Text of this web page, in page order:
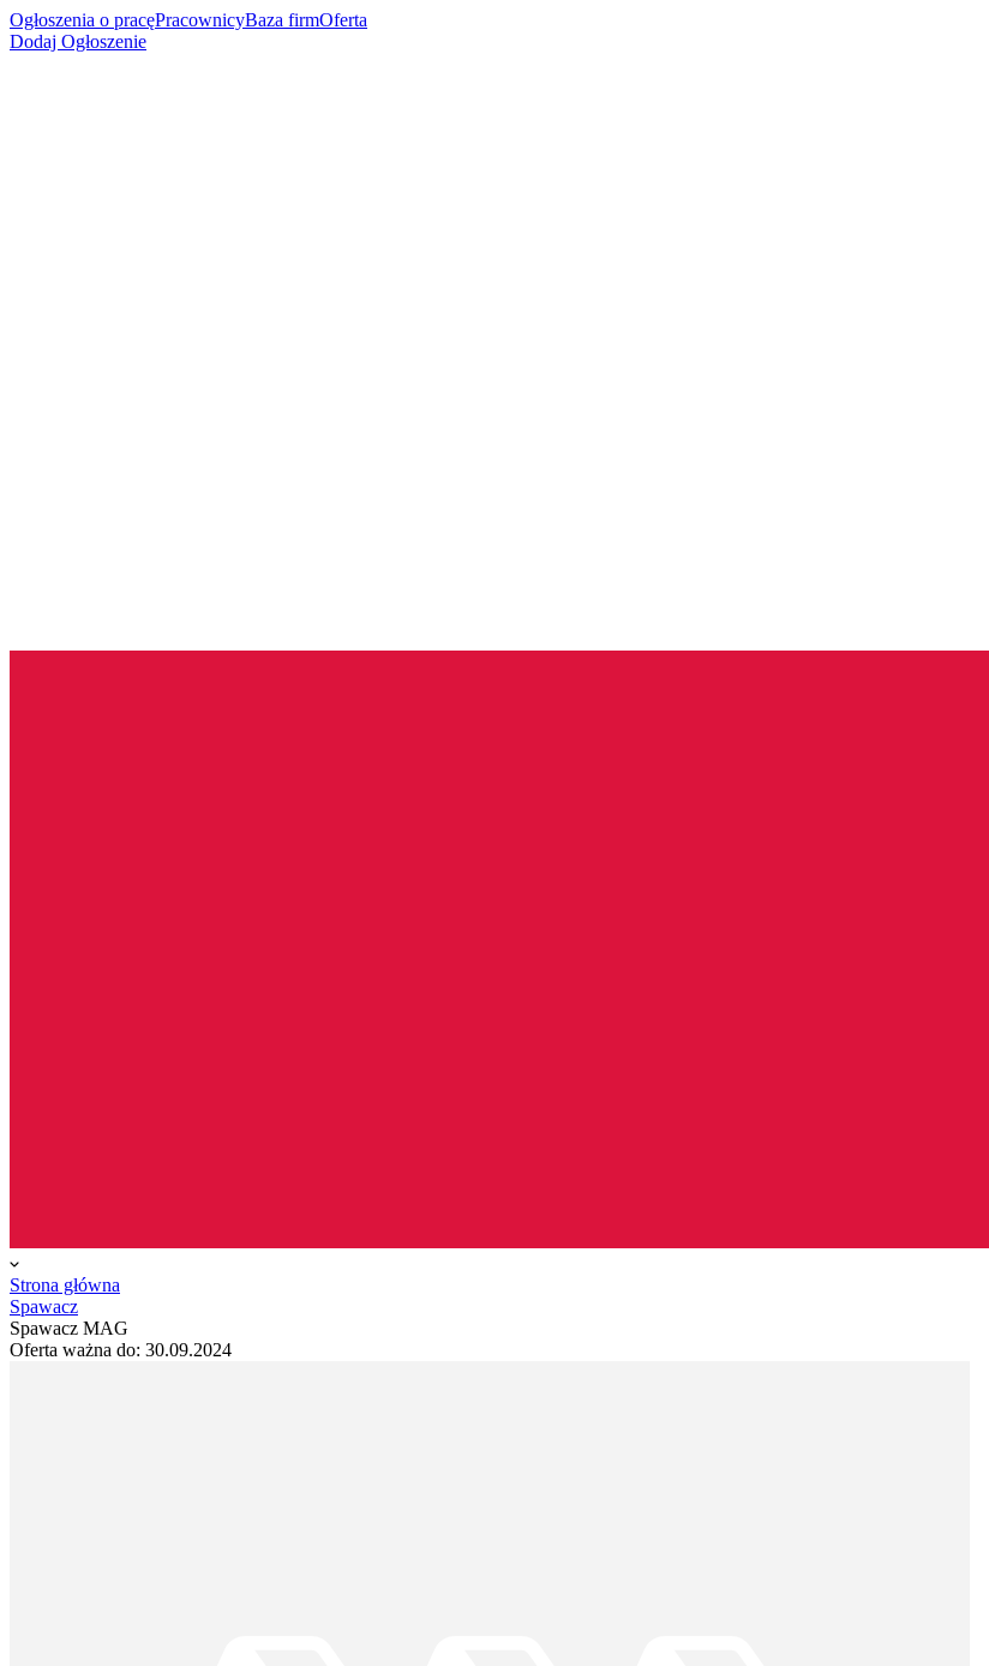
Ogłoszenia o pracęPracownicyBaza firmOferta
Dodaj Ogłoszenie
Strona główna
Spawacz
Spawacz MAG
Oferta ważna do: 30.09.2024